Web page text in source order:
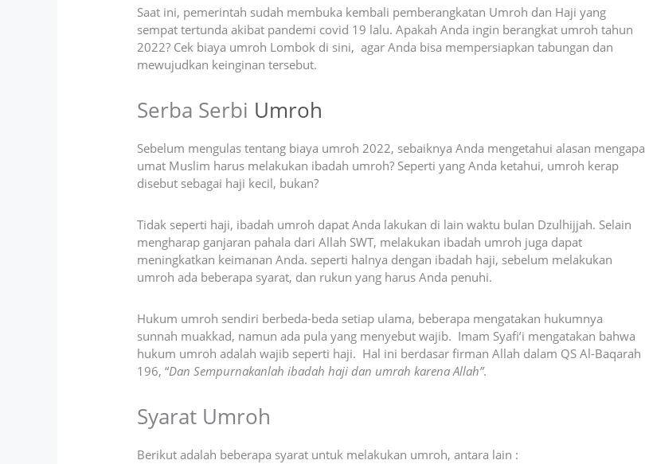
Saat ini, pemerintah sudah membuka kembali pemberangkatan Umroh dan Haji yang
sempat tertunda akibat pandemi covid 19 lalu. Apakah Anda ingin berangkat umroh tahun
2022? Cek biaya umroh Lombok di sini, agar Anda bisa mempersiapkan tabungan dan
mewujudkan keinginan tersebut.
Serba Serbi Umroh
Sebelum mengulas tentang biaya umroh 2022, sebaiknya Anda mengetahui alasan mengapa
umat Muslim harus melakukan ibadah umroh? Seperti yang Anda ketahui, umroh kerap
disebut sebagai haji kecil, bukan?
Tidak seperti haji, ibadah umroh dapat Anda lakukan di lain waktu bulan Dzulhijjah. Selain
mengharap ganjaran pahala dari Allah SWT, melakukan ibadah umroh juga dapat
meningkatkan keimanan Anda. seperti halnya dengan ibadah haji, sebelum melakukan
umroh ada beberapa syarat, dan rukun yang harus Anda penuhi.
Hukum umroh sendiri berbeda-beda setiap ulama, beberapa mengatakan hukumnya
sunnah muakkad, namun ada pula yang menyebut wajib. Imam Syafi’i mengatakan bahwa
hukum umroh adalah wajib seperti haji. Hal ini berdasar firman Allah dalam QS Al-Baqarah
196, “Dan Sempurnakanlah ibadah haji dan umrah karena Allah”.
Syarat Umroh
Berikut adalah beberapa syarat untuk melakukan umroh, antara lain :